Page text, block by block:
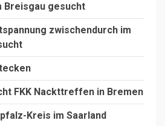
Breisgau gesucht
zwischendurch im
FKK Nackttreffen in Bremen
Kreis im Saarland